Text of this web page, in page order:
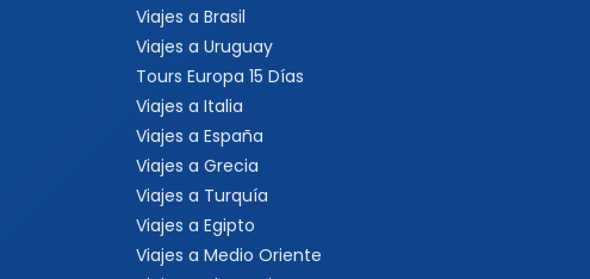
Viajes a Brasil
Viajes a Uruguay
Tours Europa 15 Días
Viajes a Italia
Viajes a España
Viajes a Grecia
Viajes a Turquía
Viajes a Egipto
Viajes a Medio Oriente